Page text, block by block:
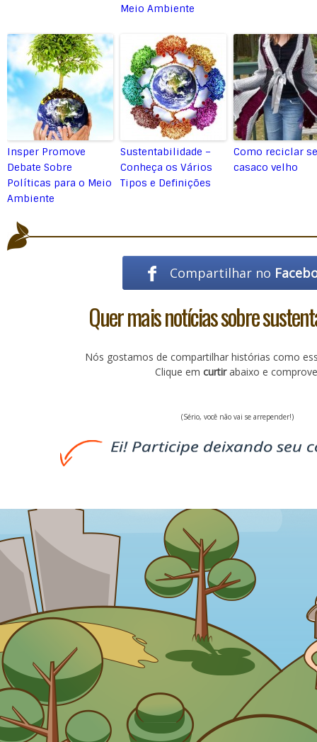
Meio Ambiente
Insper Promove
Debate Sobre
Políticas para o Meio
Ambiente
Sustentabilidade –
Conheça os Vários
Tipos e Definições
Como reciclar
casaco velho
Compartilhar no
Quer mais notícias sobre
Nós gostamos de compartilhar histórias como
Clique em curtirabaixo e
(Sério, você não vai se arrepender!)